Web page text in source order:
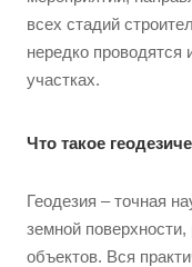
всех стадий
нередко
участках.
Что такое
Геодезия – точная
земной
объектов. Вся